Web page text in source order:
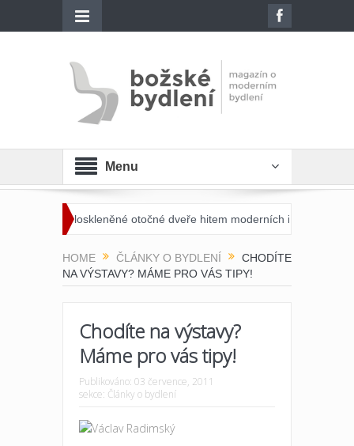
Menu
celoskleněné otočné dveře hitem moderních interiérů?
HOME ČLÁNKY O BYDLENÍ
CHODÍTE
NA VÝSTAVY? MÁME PRO VÁS TIPY!
Chodíte na výstavy?
Máme pro vás tipy!
Publikováno: 03 července, 2011
sekce: Články o bydlení